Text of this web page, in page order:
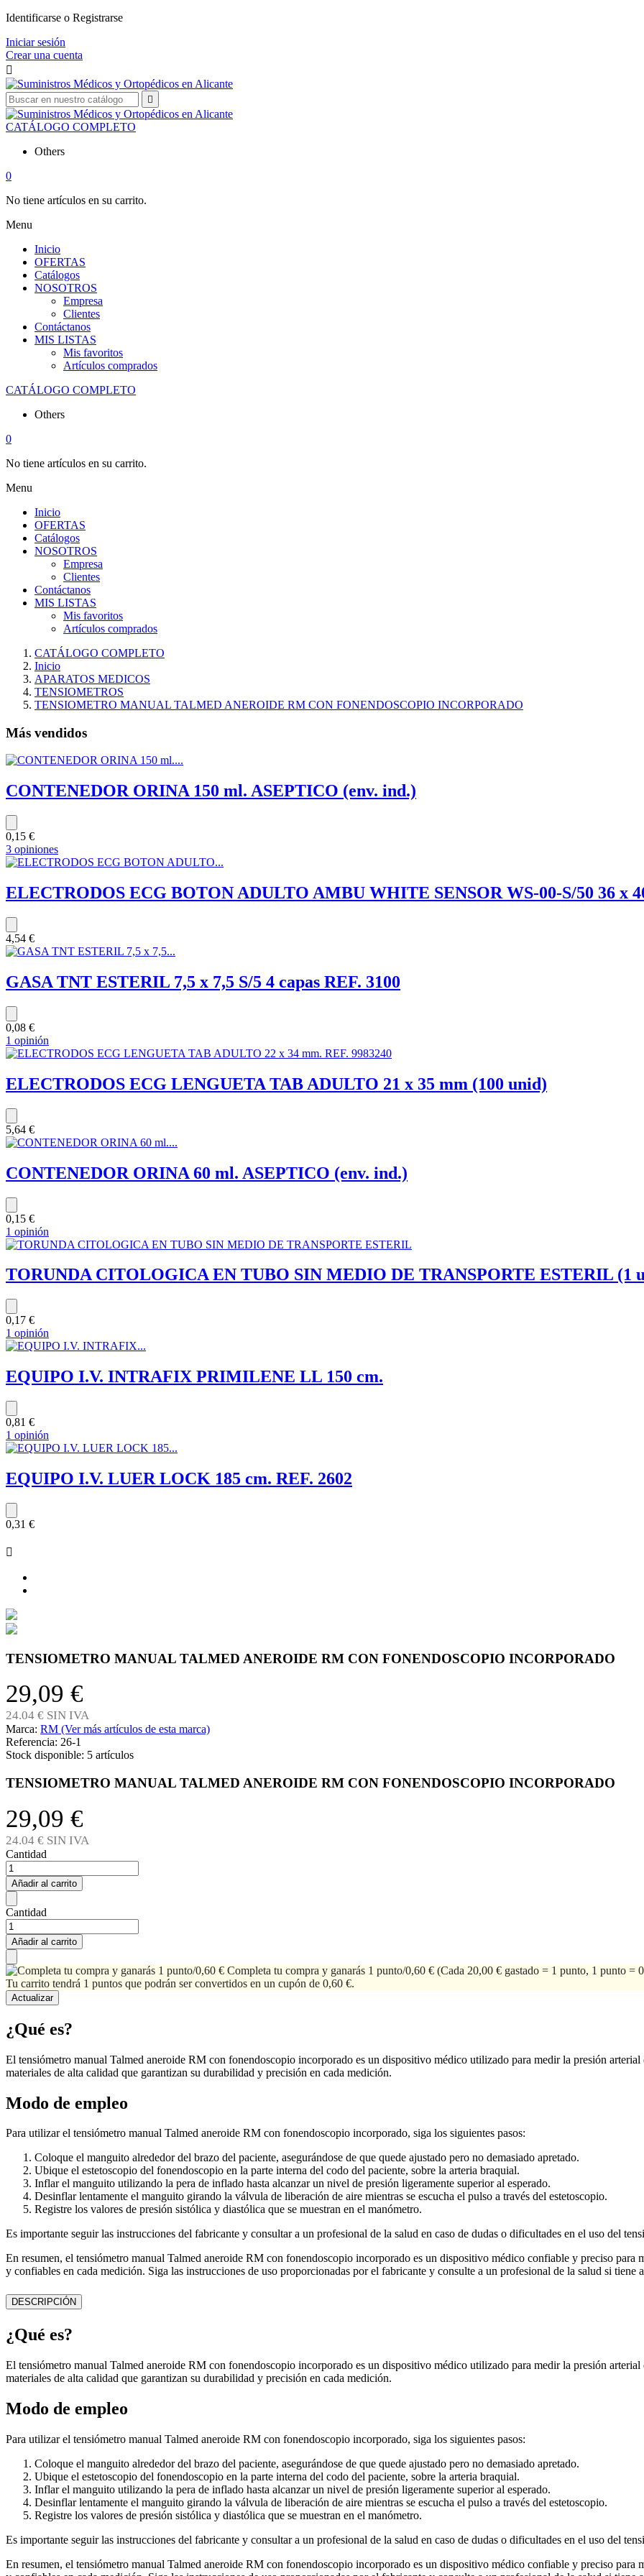
Identificarse o Registrarse
Iniciar sesión
Crear una cuenta


CATÁLOGO COMPLETO
Others
0
No tiene artículos en su carrito.
Menu
Inicio
OFERTAS
Catálogos
NOSOTROS
Empresa
Clientes
Contáctanos
MIS LISTAS
Mis favoritos
Artículos comprados
CATÁLOGO COMPLETO
Others
0
No tiene artículos en su carrito.
Menu
Inicio
OFERTAS
Catálogos
NOSOTROS
Empresa
Clientes
Contáctanos
MIS LISTAS
Mis favoritos
Artículos comprados
CATÁLOGO COMPLETO
Inicio
APARATOS MEDICOS
TENSIOMETROS
TENSIOMETRO MANUAL TALMED ANEROIDE RM CON FONENDOSCOPIO INCORPORADO
Más vendidos
CONTENEDOR ORINA 150 ml. ASEPTICO (env. ind.)
0,15 €
3 opiniones
ELECTRODOS ECG BOTON ADULTO AMBU WHITE SENSOR WS-00-S/50 36 x
4,54 €
GASA TNT ESTERIL 7,5 x 7,5 S/5 4 capas REF. 3100
0,08 €
1 opinión
ELECTRODOS ECG LENGUETA TAB ADULTO 21 x 35 mm (100 unid)
5,64 €
CONTENEDOR ORINA 60 ml. ASEPTICO (env. ind.)
0,15 €
1 opinión
TORUNDA CITOLOGICA EN TUBO SIN MEDIO DE TRANSPORTE ESTERIL (1
0,17 €
1 opinión
EQUIPO I.V. INTRAFIX PRIMILENE LL 150 cm.
0,81 €
1 opinión
EQUIPO I.V. LUER LOCK 185 cm. REF. 2602
0,31 €

TENSIOMETRO MANUAL TALMED ANEROIDE RM CON FONENDOSCOPIO INCORPORADO
29,09 €
24.04 € SIN IVA
Marca: RM (Ver más artículos de esta marca)
Referencia: 26-1
Stock disponible: 5 artículos
TENSIOMETRO MANUAL TALMED ANEROIDE RM CON FONENDOSCOPIO INCORPORADO
29,09 €
24.04 € SIN IVA
Cantidad
Añadir al carrito
Cantidad
Añadir al carrito
Completa tu compra y ganarás 1 punto/0,60 € (Cada 20,00 € gastado = 1 punto, 1 punto =
Tu carrito tendrá 1 puntos que podrán ser convertidos en un cupón de 0,60 €.
¿Qué es?
El tensiómetro manual Talmed aneroide RM con fonendoscopio incorporado es un dispositivo médico utilizado para medir la presión
materiales de alta calidad que garantizan su durabilidad y precisión en cada medición.
Modo de empleo
Para utilizar el tensiómetro manual Talmed aneroide RM con fonendoscopio incorporado, siga los siguientes pasos:
Coloque el manguito alrededor del brazo del paciente, asegurándose de que quede ajustado pero no demasiado apretado.
Ubique el estetoscopio del fonendoscopio en la parte interna del codo del paciente, sobre la arteria braquial.
Inflar el manguito utilizando la pera de inflado hasta alcanzar un nivel de presión ligeramente superior al esperado.
Desinflar lentamente el manguito girando la válvula de liberación de aire mientras se escucha el pulso a través del estetoscopio.
Registre los valores de presión sistólica y diastólica que se muestran en el manómetro.
Es importante seguir las instrucciones del fabricante y consultar a un profesional de la salud en caso de dudas o dificultades en el uso del
En resumen, el tensiómetro manual Talmed aneroide RM con fonendoscopio incorporado es un dispositivo médico confiable y preciso para
y confiables en cada medición. Siga las instrucciones de uso proporcionadas por el fabricante y consulte a un profesional de la salud si tiene
DESCRIPCIÓN
¿Qué es?
El tensiómetro manual Talmed aneroide RM con fonendoscopio incorporado es un dispositivo médico utilizado para medir la presión
materiales de alta calidad que garantizan su durabilidad y precisión en cada medición.
Modo de empleo
Para utilizar el tensiómetro manual Talmed aneroide RM con fonendoscopio incorporado, siga los siguientes pasos:
Coloque el manguito alrededor del brazo del paciente, asegurándose de que quede ajustado pero no demasiado apretado.
Ubique el estetoscopio del fonendoscopio en la parte interna del codo del paciente, sobre la arteria braquial.
Inflar el manguito utilizando la pera de inflado hasta alcanzar un nivel de presión ligeramente superior al esperado.
Desinflar lentamente el manguito girando la válvula de liberación de aire mientras se escucha el pulso a través del estetoscopio.
Registre los valores de presión sistólica y diastólica que se muestran en el manómetro.
Es importante seguir las instrucciones del fabricante y consultar a un profesional de la salud en caso de dudas o dificultades en el uso del
En resumen, el tensiómetro manual Talmed aneroide RM con fonendoscopio incorporado es un dispositivo médico confiable y preciso para